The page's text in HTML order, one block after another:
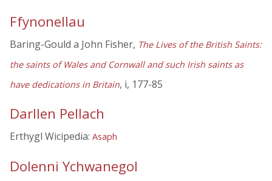
Ffynonellau
Baring-Gould a John Fisher, The Lives of the British Saints:
the saints of Wales and Cornwall and such Irish saints as
have dedications in Britain, i, 177-85
Darllen Pellach
Erthygl Wicipedia: Asaph
Dolenni Ychwanegol